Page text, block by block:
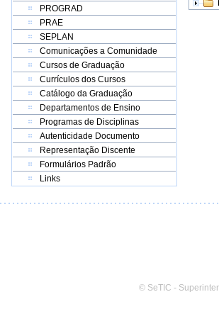
PROGRAD
PRAE
SEPLAN
Comunicações a Comunidade
Cursos de Graduação
Currículos dos Cursos
Catálogo da Graduação
Departamentos de Ensino
Programas de Disciplinas
Autenticidade Documento
Representação Discente
Formulários Padrão
Links
© SeTIC -